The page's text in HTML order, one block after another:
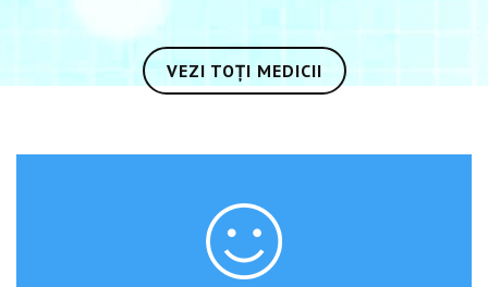
VEZI TOȚI MEDICII